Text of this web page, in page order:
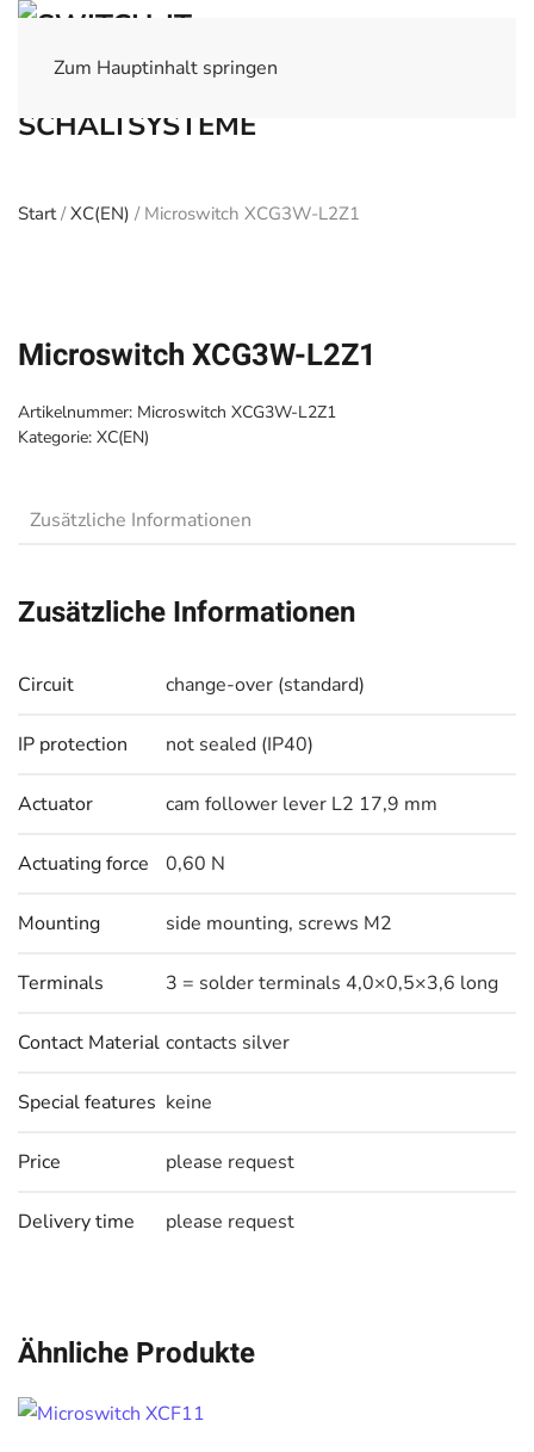
Zum Hauptinhalt springen
Start/XC(EN) / Microswitch XCG3W-L2Z1
Microswitch XCG3W-L2Z1
Artikelnummer: Microswitch XCG3W-L2Z1
Kategorie: XC(EN)
Zusätzliche Informationen
Zusätzliche Informationen
Circuit change-over (standard)
IP protection not sealed (IP40)
Actuator cam follower lever L2 17,9 mm
Actuating force 0,60 N
Mounting side mounting, screws M2
Terminals 3 = solder terminals 4,0×0,5×3,6 long
Contact Material contacts silver
Special features keine
Price please request
Delivery time please request
Ähnliche Produkte